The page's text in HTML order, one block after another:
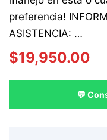
preferencia!
ASISTENCIA: …
$19,950.00
💬